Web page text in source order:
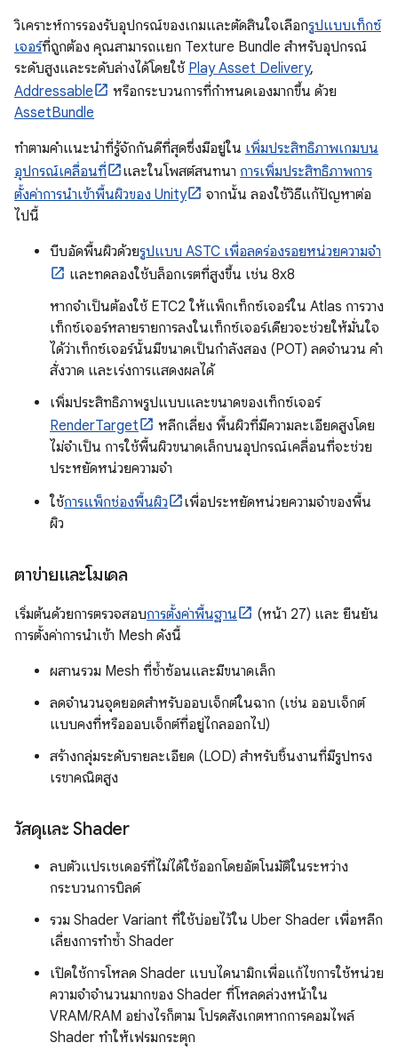
วิเคราะห์การรองรับอุปกรณ์ของเกมและตัดสินใจเลือกรูปแบบเท็กซ์
เจอร์ที่ถูกต้อง คุณสามารถแยก Texture Bundle สำหรับอุปกรณ์
ระดับสูงและระดับล่างได้โดยใช้ Play Asset Delivery,
Addressable
หรือกระบวนการที่กำหนดเองมากขึ้น ด้วย
AssetBundle
ทําตามคําแนะนําที่รู้จักกันดีที่สุดซึ่งมีอยู่ใน เพิ่มประสิทธิภาพเกมบน
อุปกรณ์เคลื่อนที่
และในโพสต์สนทนา การเพิ่มประสิทธิภาพการ
ตั้งค่าการนําเข้าพื้นผิวของ Unity
จากนั้น ลองใช้วิธีแก้ปัญหาต่อ
ไปนี้
บีบอัดพื้นผิวด้วยรูปแบบ ASTC เพื่อลดร่องรอยหน่วยความจำ
และทดลองใช้บล็อกเรตที่สูงขึ้น เช่น 8x8
หากจำเป็นต้องใช้ ETC2 ให้แพ็กเท็กซ์เจอร์ใน Atlas การวาง
เท็กซ์เจอร์หลายรายการลงในเท็กซ์เจอร์เดียวจะช่วยให้มั่นใจ
ได้ว่าเท็กซ์เจอร์นั้นมีขนาดเป็นกำลังสอง (POT) ลดจำนวน คำ
สั่งวาด และเร่งการแสดงผลได้
เพิ่มประสิทธิภาพรูปแบบและขนาดของเท็กซ์เจอร์
RenderTarget
หลีกเลี่ยง พื้นผิวที่มีความละเอียดสูงโดย
ไม่จำเป็น การใช้พื้นผิวขนาดเล็กบนอุปกรณ์เคลื่อนที่จะช่วย
ประหยัดหน่วยความจำ
ใช้การแพ็กช่องพื้นผิว
เพื่อประหยัดหน่วยความจำของพื้น
ผิว
ตาข่ายและโมเดล
เริ่มต้นด้วยการตรวจสอบการตั้งค่าพื้นฐาน
(หน้า 27) และ ยืนยัน
การตั้งค่าการนำเข้า Mesh ดังนี้
ผสานรวม Mesh ที่ซ้ำซ้อนและมีขนาดเล็ก
ลดจำนวนจุดยอดสำหรับออบเจ็กต์ในฉาก (เช่น ออบเจ็กต์
แบบคงที่หรือออบเจ็กต์ที่อยู่ไกลออกไป)
สร้างกลุ่มระดับรายละเอียด (LOD) สำหรับชิ้นงานที่มีรูปทรง
เรขาคณิตสูง
วัสดุและ Shader
ลบตัวแปรเชเดอร์ที่ไม่ได้ใช้ออกโดยอัตโนมัติในระหว่าง
กระบวนการบิลด์
รวม Shader Variant ที่ใช้บ่อยไว้ใน Uber Shader เพื่อหลีก
เลี่ยงการทำซ้ำ Shader
เปิดใช้การโหลด Shader แบบไดนามิกเพื่อแก้ไขการใช้หน่วย
ความจำจำนวนมากของ Shader ที่โหลดล่วงหน้าใน
VRAM/RAM อย่างไรก็ตาม โปรดสังเกตหากการคอมไพล์
Shader ทำให้เฟรมกระตุก